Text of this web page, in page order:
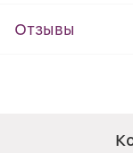
Отзывы